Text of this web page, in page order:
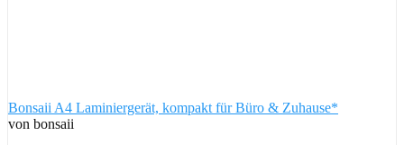
Bonsaii A4 Laminiergerät, kompakt für Büro & Zuhause*
von bonsaii